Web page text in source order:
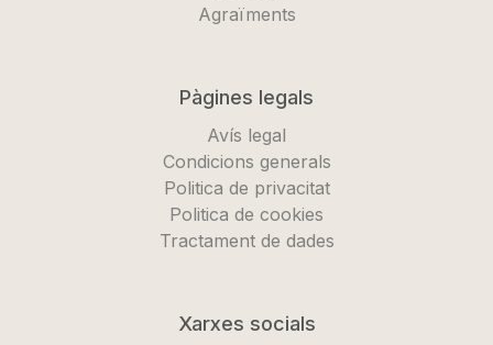
Agraïments
Pàgines legals
Avís legal
Condicions generals
Politica de privacitat
Politica de cookies
Tractament de dades
Xarxes socials